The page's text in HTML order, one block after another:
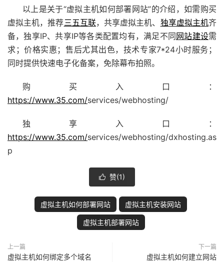
以上是关于“虚拟主机如何部署网站”的介绍，如需购买
虚拟主机，推荐三五互联，共享虚拟主机、 独享虚拟主机齐
备，独享IP、共享IP等各类配置均有，满足不同 网站建设需
求；价格实惠；售后尤其出色，技术专家7*24小时服务；
同时提供快速电子化备案，免除幕布拍照。
购买入口：
https://www.35.com/services/webhosting/
独享入口：
https://www.35.com/services/webhosting/dxhosting.as
p
 赞(1)
虚拟主机如何部署网站 虚拟主机安装网站
虚拟主机部署网站
上一篇
虚拟主机如何绑定多个域名
下一篇
虚拟主机如何建立网站